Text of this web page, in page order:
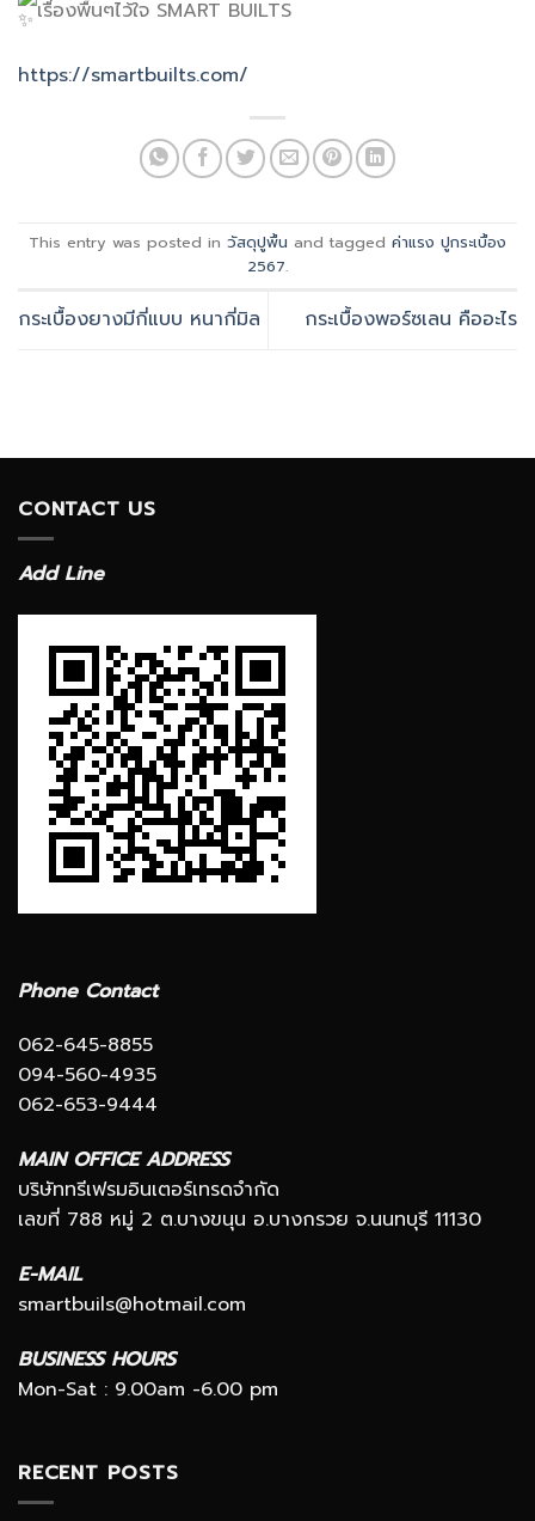
เรื่องพื้นๆไว้ใจ SMART BUILTS
https://smartbuilts.com/
This entry was posted in วัสดุปูพื้น and tagged ค่าแรง ปูกระเบื้อง
2567.
กระเบื้องยางมีกี่แบบ หนากี่มิล กระเบื้องพอร์ซเลน คืออะไร
CONTACT US
Add Line
Phone Contact
062-645-8855
094-560-4935
062-653-9444
MAIN OFFICE ADDRESS
บริษัททรีเฟรมอินเตอร์เทรดจำกัด
เลขที่ 788 หมู่ 2 ต.บางขนุน อ.บางกรวย จ.นนทบุรี 11130
E-MAIL
smartbuils@hotmail.com
BUSINESS HOURS
Mon-Sat : 9.00am -6.00 pm
RECENT POSTS